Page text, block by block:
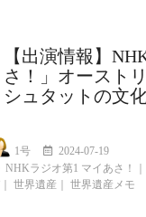
【出演情報】
さ！」オースト
シュタットの文
1号
2024-07-19
NHKラジオ第1 マイあさ！
｜ 世界遺産 世界遺産メモ